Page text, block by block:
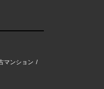
マンション